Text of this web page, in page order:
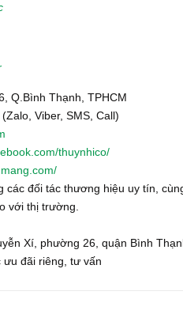
Q.Bình Thạnh, TPHCM
Viber, SMS, Call)
thuynhico/
các đối tác thương hiệu uy tín,
với thị trường.
Xí, phường 26, quận Bình
đãi riêng, tư vấn